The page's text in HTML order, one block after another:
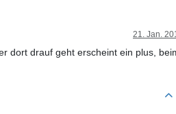
21. Jan.
dort drauf geht erscheint ein plus,